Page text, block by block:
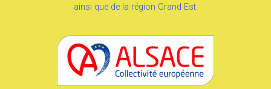
ainsi que de la région Grand Est.